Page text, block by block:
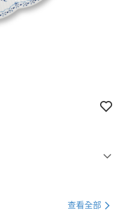
查看全部